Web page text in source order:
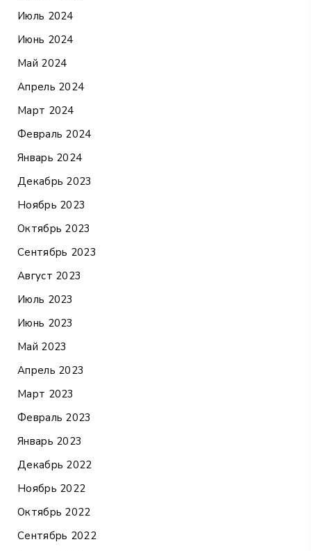
Июль 2024
Июнь 2024
Май 2024
Апрель 2024
Март 2024
Февраль 2024
Январь 2024
Декабрь 2023
Ноябрь 2023
Октябрь 2023
Сентябрь 2023
Август 2023
Июль 2023
Июнь 2023
Май 2023
Апрель 2023
Март 2023
Февраль 2023
Январь 2023
Декабрь 2022
Ноябрь 2022
Октябрь 2022
Сентябрь 2022